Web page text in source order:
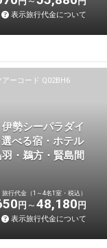
表示旅行代金について
アーコード Q02BH6
勢シーパラダイ
べる宿・ホテル
・鵜方・賢島間
行代金（1～4名1室・税込）
円 48,180 円
表示旅行代金について